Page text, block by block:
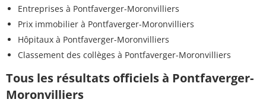
Entreprises à Pontfaverger-Moronvilliers
Prix immobilier à Pontfaverger-Moronvilliers
Hôpitaux à Pontfaverger-Moronvilliers
Classement des collèges à Pontfaverger-Moronvilliers
Tous les résultats officiels à Pontfaverger-
Moronvilliers